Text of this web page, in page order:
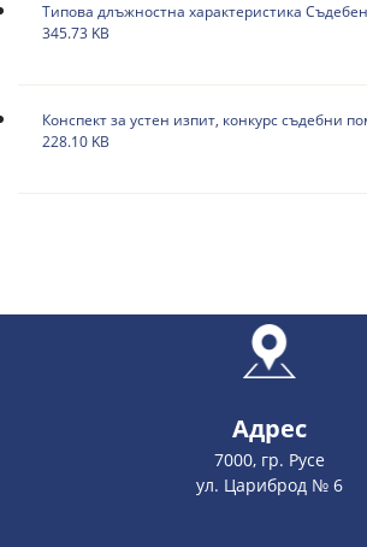
Типова длъжностна характеристика
345.73 KB
Конспект за устен изпит, конкурс съдебни
228.10 KB
Адрес
7000, гр. Русе
ул. Цариброд № 6